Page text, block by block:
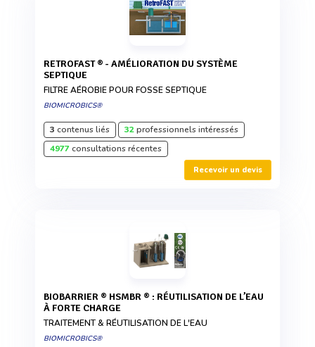
RETROFAST ® - AMÉLIORATION DU SYSTÈME
SEPTIQUE
FILTRE AÉROBIE POUR FOSSE SEPTIQUE
BIOMICROBICS®
3 contenus liés 32professionnels intéressés
4977consultations récentes
Recevoir un devis
BIOBARRIER ® HSMBR ® : RÉUTILISATION DE L’EAU
À FORTE CHARGE
TRAITEMENT & RÉUTILISATION DE L'EAU
BIOMICROBICS®